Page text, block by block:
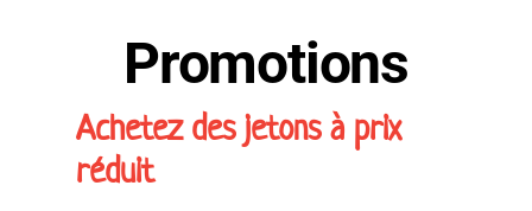
Promotions
Achetez des jetons à prix
réduit